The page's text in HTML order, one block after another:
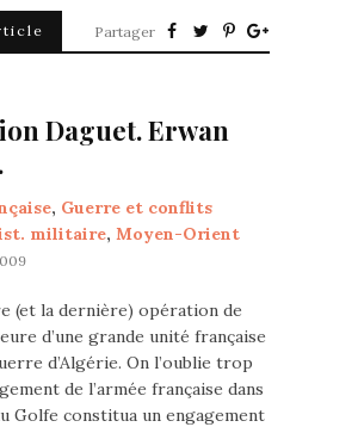
Partager
Daguet. Erwan
, Guerre et conflits
militaire, Moyen-Orient
(et la dernière) opération de
d’une grande unité française
d’Algérie. On l’oublie trop
de l’armée française dans
Golfe constitua un engagement